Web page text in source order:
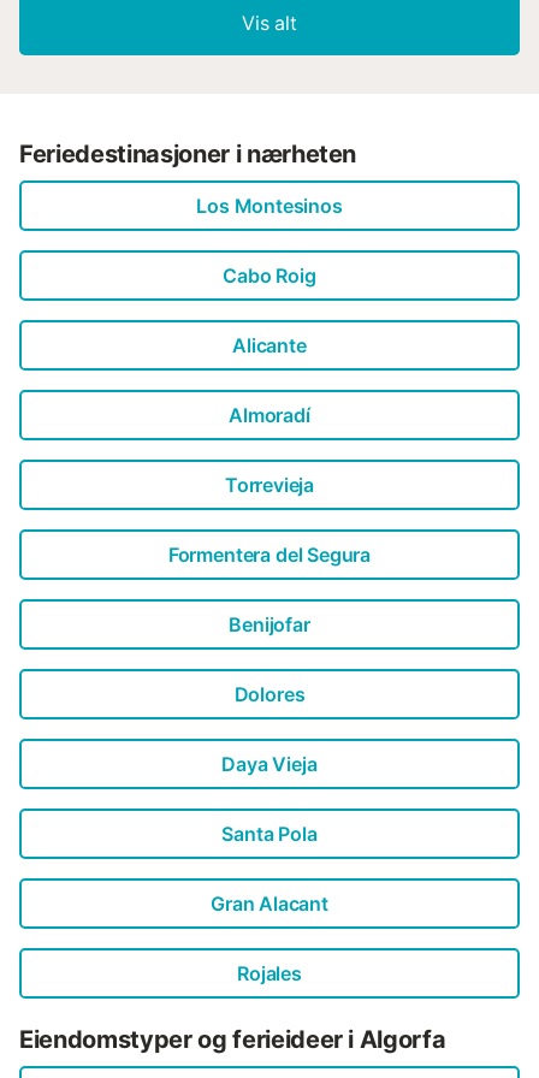
Vis alt
Feriedestinasjoner i nærheten
Los Montesinos
Cabo Roig
Alicante
Almoradí
Torrevieja
Formentera del Segura
Benijofar
Dolores
Daya Vieja
Santa Pola
Gran Alacant
Rojales
Eiendomstyper og ferieideer i Algorfa